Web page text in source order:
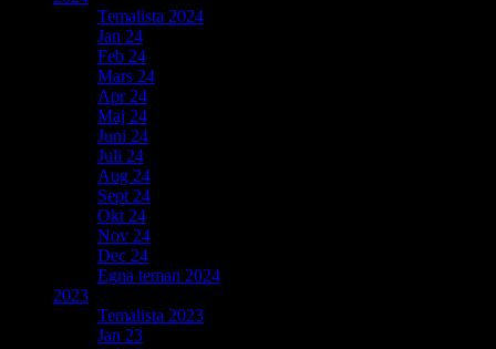
Temalista 2024
Jan 24
Feb 24
Mars 24
Apr 24
Maj 24
Juni 24
Juli 24
Aug 24
Sept 24
Okt 24
Nov 24
Dec 24
Egna teman 2024
2023
Temalista 2023
Jan 23